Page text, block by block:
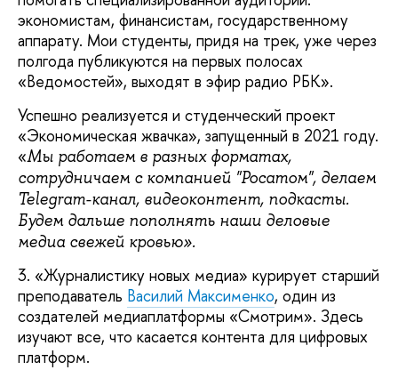
экономистам, финансистам, государственному
аппарату. Мои студенты, придя на трек, уже через
полгода публикуются на первых полосах
«Ведомостей», выходят в эфир радио РБК».
Успешно реализуется и студенческий проект
«Экономическая жвачка», запущенный в 2021 году.
«Мы работаем в разных форматах,
сотрудничаем с компанией "Росатом", делаем
Telegram-канал, видеоконтент, подкасты.
Будем дальше пополнять наши деловые
медиа свежей кровью».
3. «Журналистику новых медиа» курирует старший
преподаватель Василий Максименко, один из
создателей медиаплатформы «Смотрим». Здесь
изучают все, что касается контента для цифровых
платформ.